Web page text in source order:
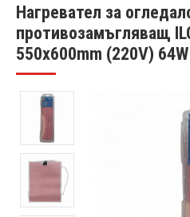
Нагревател за
противозамъгляващ
550x600mm (220V) 64W